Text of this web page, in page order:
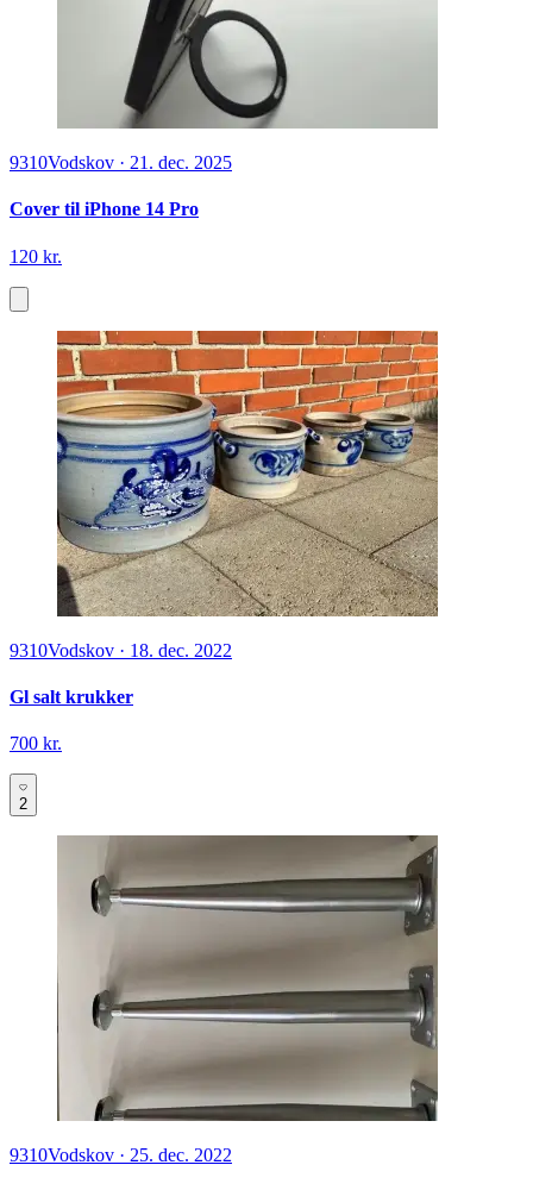
9310Vodskov · 21. dec. 2025
Cover til iPhone 14 Pro
120 kr.
9310Vodskov · 18. dec. 2022
Gl salt krukker
700 kr.
2
9310Vodskov · 25. dec. 2022